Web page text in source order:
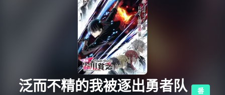
泛而不精的我被逐出勇者队
番